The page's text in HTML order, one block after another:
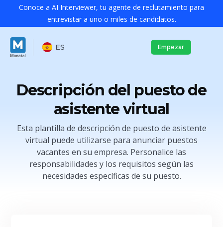
Conoce a AI Interviewer, tu agente de reclutamiento para
entrevistar a uno o miles de candidatos.
ES Empezar
Descripción del puesto de
asistente virtual
Esta plantilla de descripción de puesto de asistente
virtual puede utilizarse para anunciar puestos
vacantes en su empresa. Personalice las
responsabilidades y los requisitos según las
necesidades específicas de su puesto.